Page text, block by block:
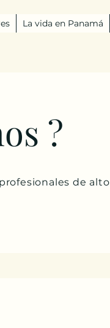
La vida en Panamá
?
de alto